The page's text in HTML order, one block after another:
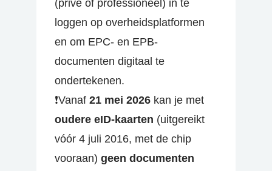
(privé of professioneel) in te
loggen op overheidsplatformen
en om EPC- en EPB-
documenten digitaal te
ondertekenen.
❗Vanaf 21 mei 2026kan je met
oudere eID-kaarten (uitgereikt
vóór 4 juli 2016, met de chip
vooraan) geen documenten